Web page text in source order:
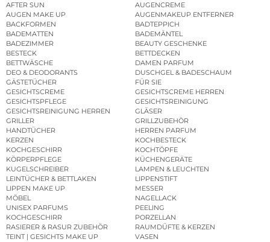
AFTER SUN
AUGENCREME
AUGEN MAKE UP
AUGENMAKEUP ENTFERNER
BACKFORMEN
BADTEPPICH
BADEMATTEN
BADEMÄNTEL
BADEZIMMER
BEAUTY GESCHENKE
BESTECK
BETTDECKEN
BETTWÄSCHE
DAMEN PARFUM
DEO & DEODORANTS
DUSCHGEL & BADESCHAUM
GÄSTETÜCHER
FÜR SIE
GESICHTSCREME
GESICHTSCREME HERREN
GESICHTSPFLEGE
GESICHTSREINIGUNG
GESICHTSREINIGUNG HERREN
GLÄSER
GRILLER
GRILLZUBEHÖR
HANDTÜCHER
HERREN PARFUM
KERZEN
KOCHBESTECK
KOCHGESCHIRR
KOCHTÖPFE
KÖRPERPFLEGE
KÜCHENGERÄTE
KUGELSCHREIBER
LAMPEN & LEUCHTEN
LEINTÜCHER & BETTLAKEN
LIPPENSTIFT
LIPPEN MAKE UP
MESSER
MÖBEL
NAGELLACK
UNISEX PARFUMS
PEELING
KOCHGESCHIRR
PORZELLAN
RASIERER & RASUR ZUBEHÖR
RAUMDÜFTE & KERZEN
TEINT | GESICHTS MAKE UP
VASEN